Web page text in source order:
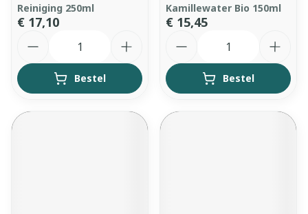
Reiniging 250ml
€ 17,10
Bestel
Kamillewater Bio 150ml
€ 15,45
Bestel